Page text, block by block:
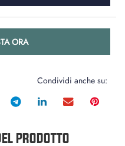
ORA
Condividi anche su:
PRODOTTO